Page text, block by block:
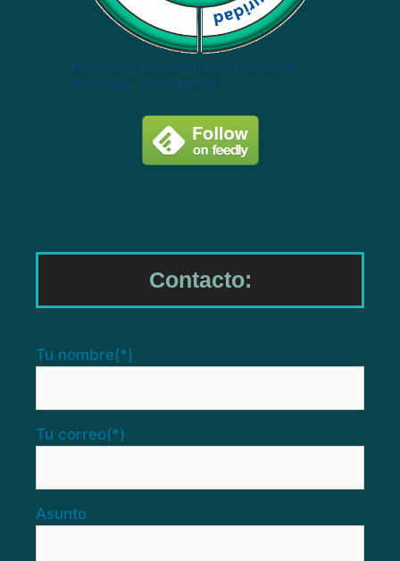
Formación y Ciberseguridad en las nuevas
tecnologías. FormCiberSeg
Contacto:
Tu nombre(*)
Tu correo(*)
Asunto